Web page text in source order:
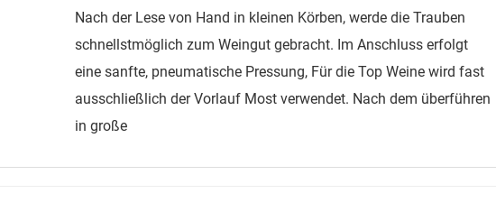
Nach der Lese von Hand in kleinen Körben, werde die Trauben
schnellstmöglich zum Weingut gebracht. Im Anschluss erfolgt
eine sanfte, pneumatische Pressung, Für die Top Weine wird fast
ausschließlich der Vorlauf Most verwendet. Nach dem überführen
in große